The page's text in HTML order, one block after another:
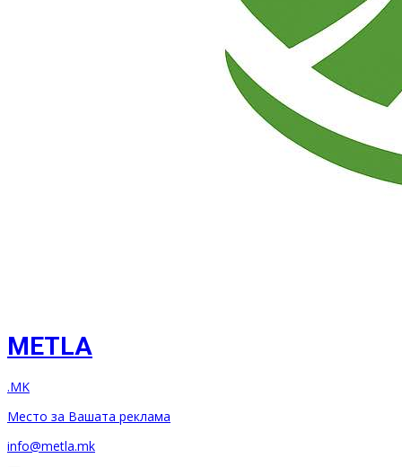
METLA
.MK
Место за Вашата реклама
info@metla.mk